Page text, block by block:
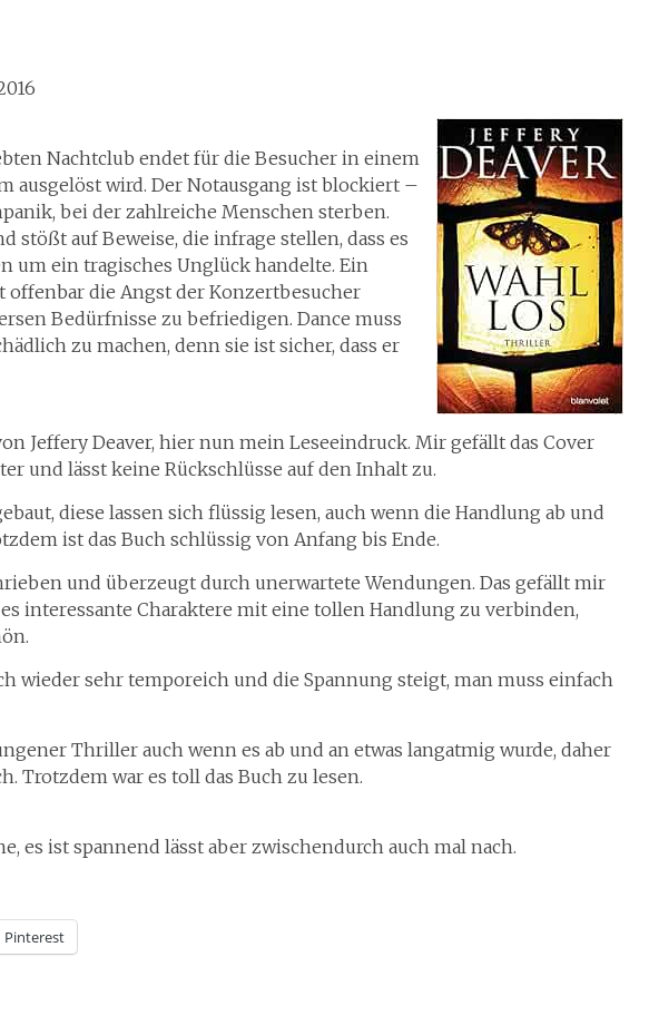
Nachtclub endet für die Besucher in einem
ausgelöst wird. Der Notausgang ist blockiert –
bei der zahlreiche Menschen sterben.
stößt auf Beweise, die infrage stellen, dass es
um ein tragisches Unglück handelte. Ein
offenbar die Angst der Konzertbesucher
Bedürfnisse zu befriedigen. Dance muss
zu machen, denn sie ist sicher, dass er
Jeffery Deaver, hier nun mein Leseeindruck. Mir gefällt das Cover
und lässt keine Rückschlüsse auf den Inhalt zu.
diese lassen sich flüssig lesen, auch wenn die Handlung ab und
ist das Buch schlüssig von Anfang bis Ende.
und überzeugt durch unerwartete Wendungen. Das gefällt mir
interessante Charaktere mit eine tollen Handlung zu verbinden,
wieder sehr temporeich und die Spannung steigt, man muss einfach
Thriller auch wenn es ab und an etwas langatmig wurde, daher
Trotzdem war es toll das Buch zu lesen.
es ist spannend lässt aber zwischendurch auch mal nach.
Pinterest